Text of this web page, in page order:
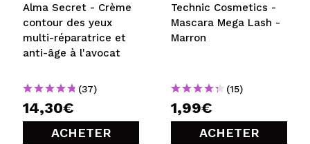
Alma Secret - Crème
contour des yeux
multi-réparatrice et
anti-âge à l'avocat
(37)
14,30€
ACHETER
Technic Cosmetics -
Mascara Mega Lash -
Marron
(15)
1,99€
ACHETER